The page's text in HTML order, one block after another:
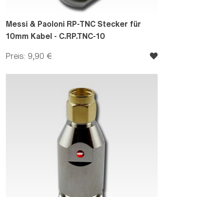
Messi & Paoloni RP-TNC Stecker für
10mm Kabel - C.RP.TNC-10
Preis: 9,90 €